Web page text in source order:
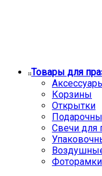
Товары для
Корзины
Открытки
Свечи для
Фоторамки